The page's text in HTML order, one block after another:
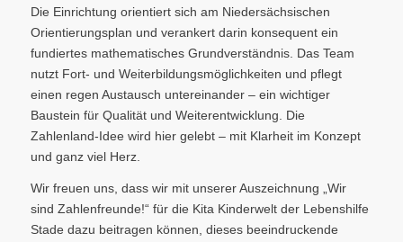
Die Einrichtung orientiert sich am Niedersächsischen
Orientierungsplan und verankert darin konsequent ein
fundiertes mathematisches Grundverständnis. Das Team
nutzt Fort- und Weiterbildungsmöglichkeiten und pflegt
einen regen Austausch untereinander – ein wichtiger
Baustein für Qualität und Weiterentwicklung. Die
Zahlenland-Idee wird hier gelebt – mit Klarheit im Konzept
und ganz viel Herz.
Wir freuen uns, dass wir mit unserer Auszeichnung „Wir
sind Zahlenfreunde!“ für die Kita Kinderwelt der Lebenshilfe
Stade dazu beitragen können, dieses beeindruckende